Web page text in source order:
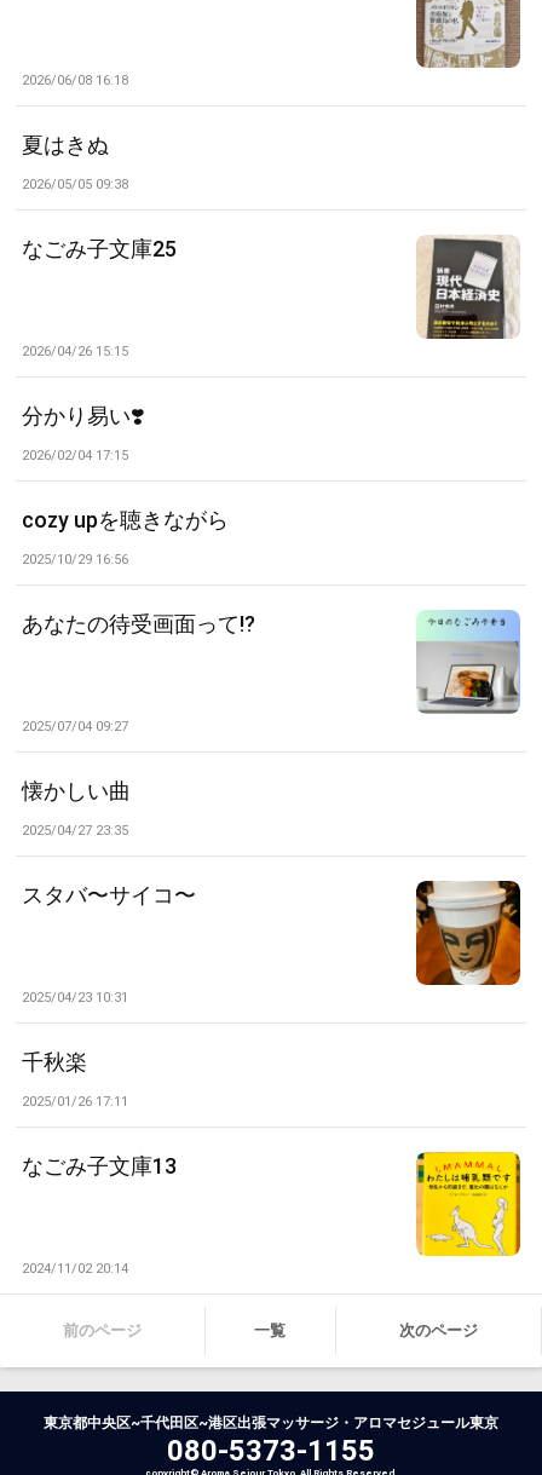
2026/06/08 16:18
夏はきぬ
2026/05/05 09:38
なごみ子文庫25
2026/04/26 15:15
分かり易い❣️
2026/02/04 17:15
cozy upを聴きながら
2025/10/29 16:56
あなたの待受画面って⁉️
2025/07/04 09:27
懐かしい曲
2025/04/27 23:35
スタバ〜サイコ〜
2025/04/23 10:31
千秋楽
2025/01/26 17:11
なごみ子文庫13
2024/11/02 20:14
前のページ 一覧 次のページ
東京都中央区~千代田区~港区出張マッサージ・アロマセジュール東京
080-5373-1155
copyright© Aroma Sejour Tokyo All Rights Reserved.